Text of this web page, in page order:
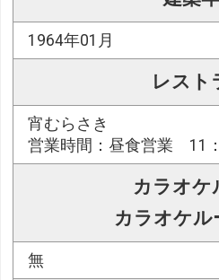
1964年01月
レスト
宵むらさき
営業時間：昼食営業 11
カラオケ
カラオケル
無